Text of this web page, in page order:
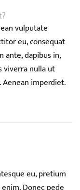
vulputate
eu, consequat
ante, dapibus in,
viverra nulla ut
imperdiet.
eu, pretium